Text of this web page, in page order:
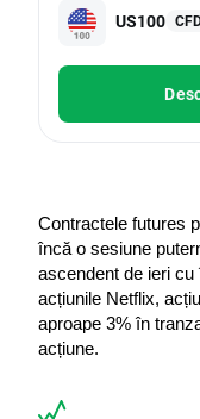
US100
Contractele futures
încă o sesiune
ascendent de ieri cu
acțiunile Netflix,
aproape 3% în
acțiune.